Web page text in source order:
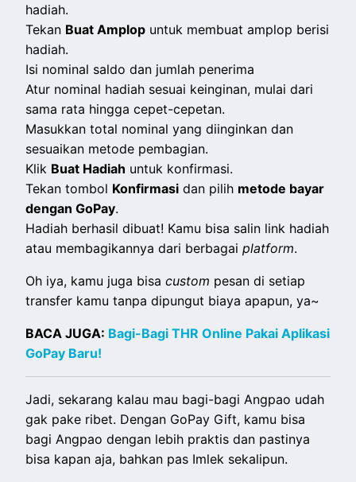
hadiah.
Tekan Buat Amplop untuk membuat amplop berisi
hadiah.
Isi nominal saldo dan jumlah penerima
Atur nominal hadiah sesuai keinginan, mulai dari
sama rata hingga cepet-cepetan.
Masukkan total nominal yang diinginkan dan
sesuaikan metode pembagian.
Klik Buat Hadiah untuk konfirmasi.
Tekan tombol Konfirmasi dan pilih metode bayar
dengan GoPay.
Hadiah berhasil dibuat! Kamu bisa salin link hadiah
atau membagikannya dari berbagaiplatform.
Oh iya, kamu juga bisacustom pesan di setiap
transfer kamu tanpa dipungut biaya apapun, ya~
BACA JUGA: Bagi-Bagi THR Online Pakai Aplikasi
GoPay Baru!
Jadi, sekarang kalau mau bagi-bagi Angpao udah
gak pake ribet. Dengan GoPay Gift, kamu bisa
bagi Angpao dengan lebih praktis dan pastinya
bisa kapan aja, bahkan pas Imlek sekalipun.